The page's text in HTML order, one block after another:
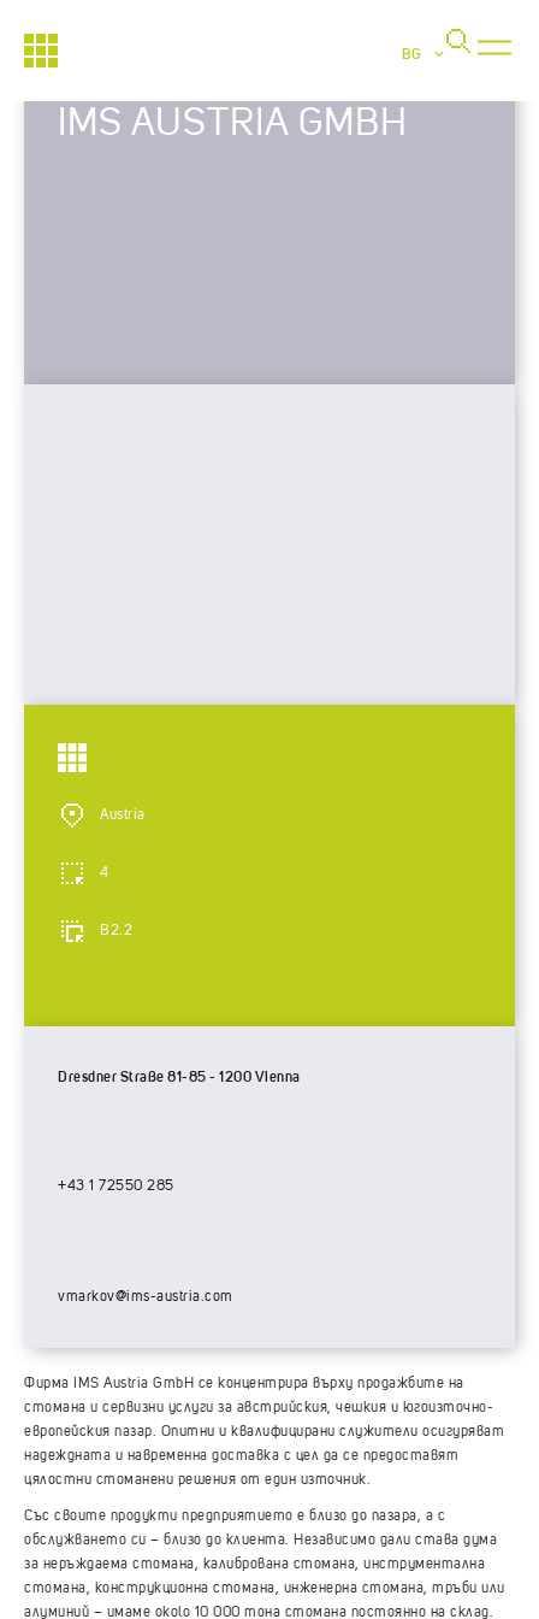
BG
IMS AUSTRIA GMBH
Austria
4
B2.2
Dresdner Straße 81-85 - 1200 Vienna
+43 1 72550 285
vmarkov@ims-austria.com
Фирма IMS Austria GmbH се концентрира върху продажбите на
стомана и сервизни услуги за австрийския, чешкия и югоизточно-
европейския пазар. Опитни и квалифицирани служители осигуряват
надеждната и навременна доставка с цел да се предоставят
цялостни стоманени решения от един източник.
Със своите продукти предприятието е близо до пазара, а с
обслужването си – близо до клиента. Независимо дали става дума
за неръждаема стомана, калибрована стомана, инструментална
стомана, конструкционна стомана, инженерна стомана, тръби или
алуминий – имаме okolo 10 000 тона стомана постоянно на склад.